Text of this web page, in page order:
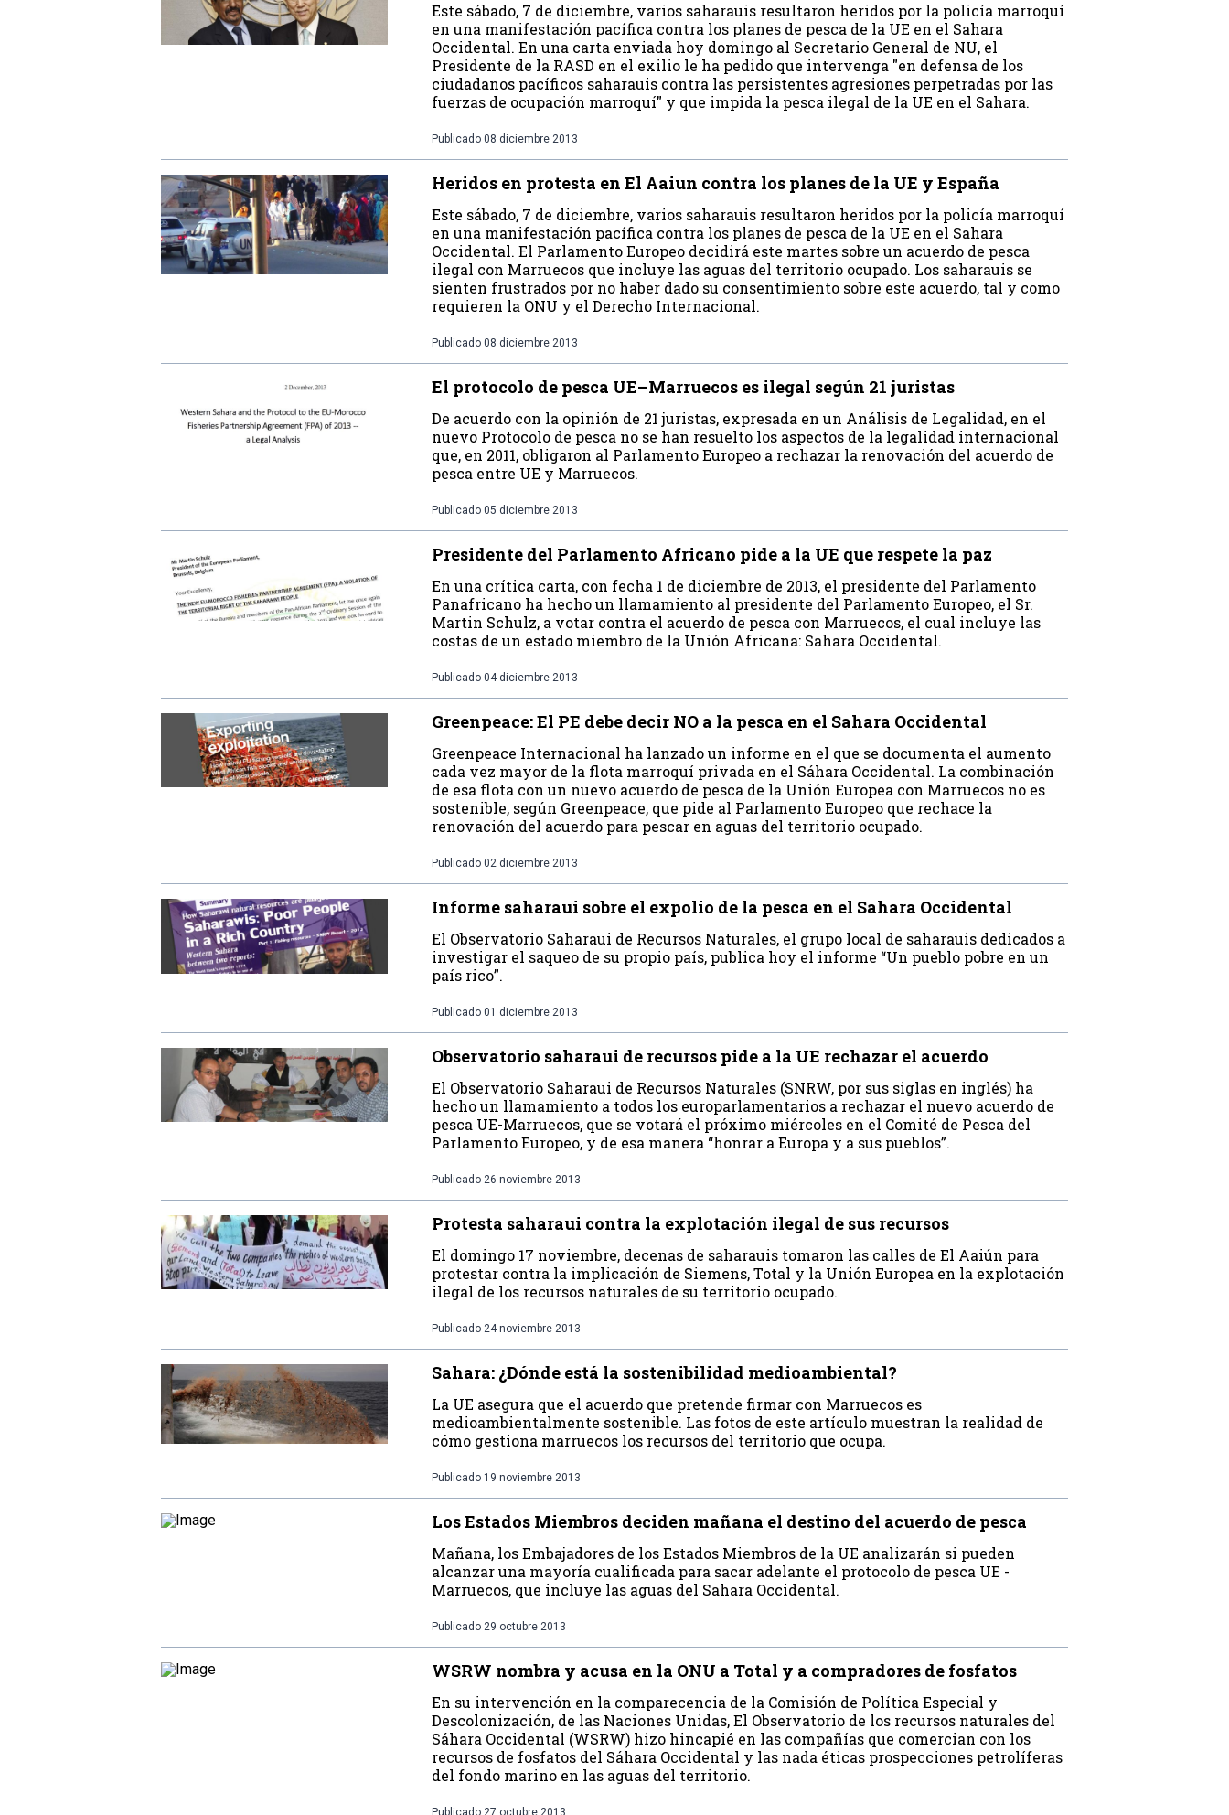
Este sábado, 7 de diciembre, varios saharauis resultaron heridos por la policía marroquí
en una manifestación pacífica contra los planes de pesca de la UE en el Sahara
Occidental. En una carta enviada hoy domingo al Secretario General de NU, el
Presidente de la RASD en el exilio le ha pedido que intervenga "en defensa de los
ciudadanos pacíficos saharauis contra las persistentes agresiones perpetradas por las
fuerzas de ocupación marroquí" y que impida la pesca ilegal de la UE en el Sahara.
Publicado 08 diciembre 2013
Heridos en protesta en El Aaiun contra los planes de la UE y España
Este sábado, 7 de diciembre, varios saharauis resultaron heridos por la policía marroquí
en una manifestación pacífica contra los planes de pesca de la UE en el Sahara
Occidental. El Parlamento Europeo decidirá este martes sobre un acuerdo de pesca
ilegal con Marruecos que incluye las aguas del territorio ocupado. Los saharauis se
sienten frustrados por no haber dado su consentimiento sobre este acuerdo, tal y como
requieren la ONU y el Derecho Internacional.
Publicado 08 diciembre 2013
El protocolo de pesca UE–Marruecos es ilegal según 21 juristas
De acuerdo con la opinión de 21 juristas, expresada en un Análisis de Legalidad, en el
nuevo Protocolo de pesca no se han resuelto los aspectos de la legalidad internacional
que, en 2011, obligaron al Parlamento Europeo a rechazar la renovación del acuerdo de
pesca entre UE y Marruecos.
Publicado 05 diciembre 2013
Presidente del Parlamento Africano pide a la UE que respete la paz
En una crítica carta, con fecha 1 de diciembre de 2013, el presidente del Parlamento
Panafricano ha hecho un llamamiento al presidente del Parlamento Europeo, el Sr.
Martin Schulz, a votar contra el acuerdo de pesca con Marruecos, el cual incluye las
costas de un estado miembro de la Unión Africana: Sahara Occidental.
Publicado 04 diciembre 2013
Greenpeace: El PE debe decir NO a la pesca en el Sahara Occidental
Greenpeace Internacional ha lanzado un informe en el que se documenta el aumento
cada vez mayor de la flota marroquí privada en el Sáhara Occidental. La combinación
de esa flota con un nuevo acuerdo de pesca de la Unión Europea con Marruecos no es
sostenible, según Greenpeace, que pide al Parlamento Europeo que rechace la
renovación del acuerdo para pescar en aguas del territorio ocupado.
Publicado 02 diciembre 2013
Informe saharaui sobre el expolio de la pesca en el Sahara Occidental
El Observatorio Saharaui de Recursos Naturales, el grupo local de saharauis dedicados a
investigar el saqueo de su propio país, publica hoy el informe “Un pueblo pobre en un
país rico”.
Publicado 01 diciembre 2013
Observatorio saharaui de recursos pide a la UE rechazar el acuerdo
El Observatorio Saharaui de Recursos Naturales (SNRW, por sus siglas en inglés) ha
hecho un llamamiento a todos los europarlamentarios a rechazar el nuevo acuerdo de
pesca UE-Marruecos, que se votará el próximo miércoles en el Comité de Pesca del
Parlamento Europeo, y de esa manera “honrar a Europa y a sus pueblos”.
Publicado 26 noviembre 2013
Protesta saharaui contra la explotación ilegal de sus recursos
El domingo 17 noviembre, decenas de saharauis tomaron las calles de El Aaiún para
protestar contra la implicación de Siemens, Total y la Unión Europea en la explotación
ilegal de los recursos naturales de su territorio ocupado.
Publicado 24 noviembre 2013
Sahara: ¿Dónde está la sostenibilidad medioambiental?
La UE asegura que el acuerdo que pretende firmar con Marruecos es
medioambientalmente sostenible. Las fotos de este artículo muestran la realidad de
cómo gestiona marruecos los recursos del territorio que ocupa.
Publicado 19 noviembre 2013
Los Estados Miembros deciden mañana el destino del acuerdo de pesca
Mañana, los Embajadores de los Estados Miembros de la UE analizarán si pueden
alcanzar una mayoría cualificada para sacar adelante el protocolo de pesca UE -
Marruecos, que incluye las aguas del Sahara Occidental.
Publicado 29 octubre 2013
WSRW nombra y acusa en la ONU a Total y a compradores de fosfatos
En su intervención en la comparecencia de la Comisión de Política Especial y
Descolonización, de las Naciones Unidas, El Observatorio de los recursos naturales del
Sáhara Occidental (WSRW) hizo hincapié en las compañías que comercian con los
recursos de fosfatos del Sáhara Occidental y las nada éticas prospecciones petrolíferas
del fondo marino en las aguas del territorio.
Publicado 27 octubre 2013